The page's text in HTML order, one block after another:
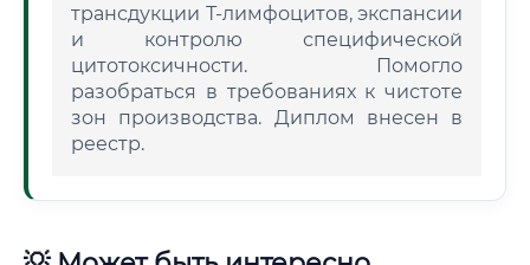
трансдукции Т-лимфоцитов, экспансии
и контролю специфической
цитотоксичности. Помогло
разобраться в требованиях к чистоте
зон производства. Диплом внесен в
реестр.